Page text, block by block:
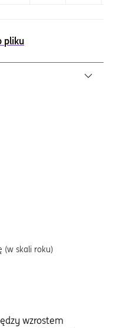
pliku
(w skali roku)
wzrostem